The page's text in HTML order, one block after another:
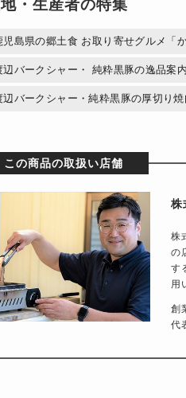
・生産者の特集
児島県の郷土食 お取り寄せグルメ「か
辺バークシャー・ 純粋黒豚の逸品案内
辺バークシャー・純粋黒豚の厚切り焼
この商品の取扱い店舗
株
株
の
す
用
創
代